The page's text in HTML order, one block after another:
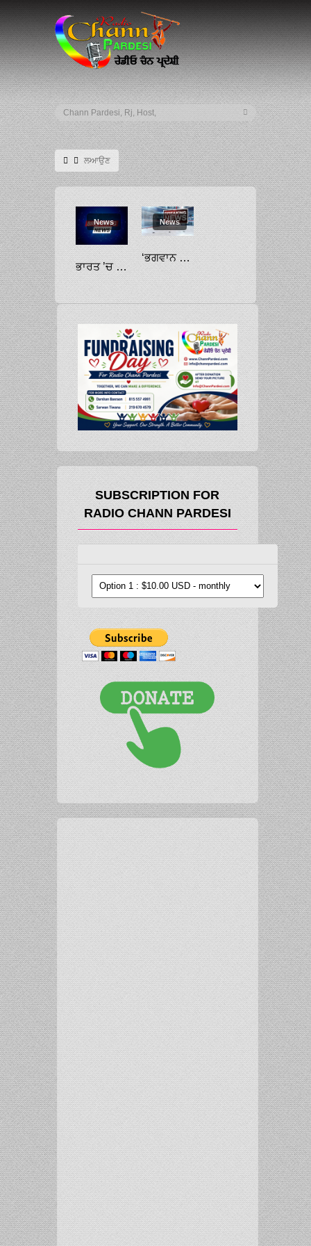
ਲਆਉਣ
News
ਭਾਰਤ ’ਚ ਅੱਠ ਚੀਤੇ ਲਿਆਉਣ ਲਈ ਨਾਮੀਬੀਆ ਪੁੱਜਿਆ ਵਿਸ਼ੇਸ਼ ਜਹਾਜ਼
News
‘ਭਗਵਾਨ ਜਗਨਨਾਥ ਦਾ ਹੈ ਕੋਹਿਨੂਰ ਹੀਰਾ’: ਬਰਤਾਨੀਆ ਤੋਂ ਵਾਪਸ ਲਿਆਉਣ ਲਈ ਮੁਰਮੂ ਨੂੰ ਅਪੀਲ
SUBSCRIPTION FOR
RADIO CHANN PARDESI